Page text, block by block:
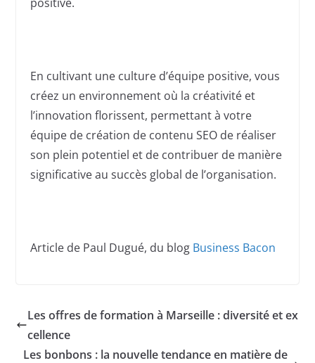
En cultivant une culture d’équipe positive, vous
créez un environnement où la créativité et
l’innovation florissent, permettant à votre
équipe de création de contenu SEO de réaliser
son plein potentiel et de contribuer de manière
significative au succès global de l’organisation.
Article de Paul Dugué, du blog Business Bacon
Les offres de formation à Marseille : diversité et ex
cellence
Les bonbons : la nouvelle tendance en matière de